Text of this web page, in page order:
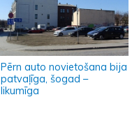
Pērn auto novietošana bija
patvaļīga, šogad –
likumīga